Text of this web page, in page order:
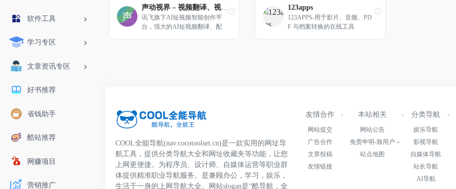
软件工具
学习专区
文章资讯专区
好书推荐
省钱助手
酷站推荐
网赚项目
营销推广
声动视界 – 视频翻译、视频配音、语音克隆、短视频脚本、智能字幕
讯飞旗下AI短视频智能创作平
台，强大的AI短视频翻译、配
123apps
123APPS-用于影片、音频、PD
F 与档案转换的在线工具
COOL全能导航(nav.cocotoolset.cn)是一款实用的网址导
航工具，提供分类导航大全和网址收藏夹等功能，让您
上网更便捷。为程序员、设计师、自媒体运营等职业群
体提供精准职业导航服务。是兼顾办公，学习，娱乐，
生活于一身的上网导航大全。网站slogan是“酷导航，全
友情合作
网站提交
广告合作
文章投稿
友情链接
本站相关
网站公告
免责申明-致用户
站点地图
分类导航
娱乐导航
影视导航
自媒体导航
站长导航
AI导航